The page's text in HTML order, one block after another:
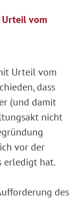
Urteil vom
Urteil vom
dass
(und damit
nicht
vor der
erledigt hat.
des